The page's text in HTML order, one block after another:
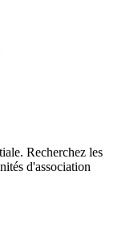
Recherchez les
d'association